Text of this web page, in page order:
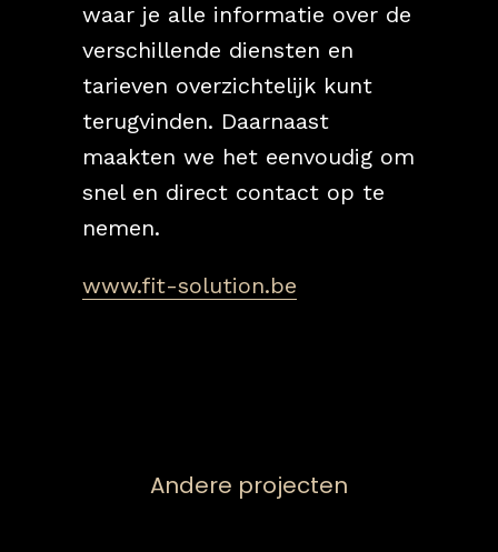
waar je alle informatie over de
verschillende diensten en
tarieven overzichtelijk kunt
terugvinden. Daarnaast
maakten we het eenvoudig om
snel en direct contact op te
nemen.
www.fit-solution.be
Andere projecten